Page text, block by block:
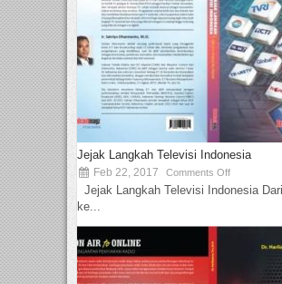
Jejak Langkah Televisi Indonesia
Feb 22, 2017 Comments Off
Jejak Langkah Televisi Indonesia Dari
ke...